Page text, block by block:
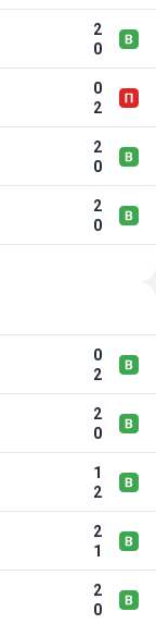
2
0
0
2
2
0
2
0
0
2
2
0
1
2
2
1
2
0